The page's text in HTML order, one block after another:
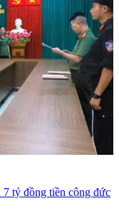
tỷ đồng tiền công đức